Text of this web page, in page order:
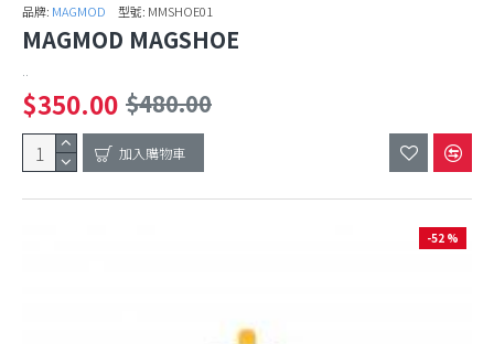
品牌: MAGMOD 型號: MMSHOE01
MAGMOD MAGSHOE
..
$350.00 $480.00
加入購物車
-52 %